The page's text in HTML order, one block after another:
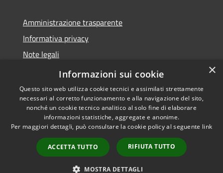
Amministrazione trasparente
Informativa privacy
Note legali
Dichiarazione di accessibilità
Accessibility
Copyright © 2026 • Town of
Taurasi • Powered by
Municipium•
Admin
access
×
Informazioni sui cookie
Questo sito web utilizza cookie tecnici e assimilati strettamente
necessari al corretto funzionamento e alla navigazione del sito,
nonché un cookie tecnico analitico al solo fine di elaborare
informazioni statistiche, aggregate e anonime.
Per maggiori dettagli, può consultare la cookie policy al seguente link
ACCETTA TUTTO RIFIUTA TUTTO
MOSTRA DETTAGLI